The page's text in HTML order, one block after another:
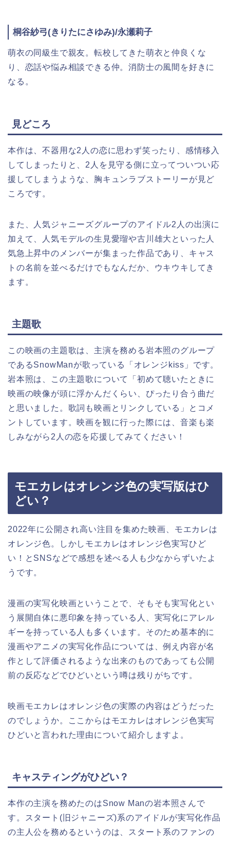
桐谷紗弓(きりたにさゆみ)/永瀬莉子
萌衣の同級生で親友。転校してきた萌衣と仲良くな
り、恋話や悩み相談できる仲。消防士の風間を好きに
なる。
見どころ
本作は、不器用な2人の恋に思わず笑ったり、感情移入
してしまったりと、2人を見守る側に立ってついつい応
援してしまうような、胸キュンラブストーリーが見ど
ころです。
また、人気ジャニーズグループのアイドル2人の出演に
加えて、人気モデルの生見愛瑠や古川雄大といった人
気急上昇中のメンバーが集まった作品であり、キャス
トの名前を並べるだけでもなんだか、ウキウキしてき
ます。
主題歌
この映画の主題歌は、主演を務める岩本照のグループ
であるSnowManが歌っている「オレンジkiss」です。
岩本照は、この主題歌について「初めて聴いたときに
映画の映像が頭に浮かんだくらい、ぴったり合う曲だ
と思いました。歌詞も映画とリンクしている」とコメ
ントしています。映画を観に行った際には、音楽も楽
しみながら2人の恋を応援してみてください！
モエカレはオレンジ色の実写版はひ
どい？
2022年に公開され高い注目を集めた映画、モエカレは
オレンジ色。しかしモエカレはオレンジ色実写ひど
い！とSNSなどで感想を述べる人も少なからずいたよ
うです。
漫画の実写化映画ということで、そもそも実写化とい
う展開自体に悪印象を持っている人、実写化にアレル
ギーを持っている人も多くいます。そのため基本的に
漫画やアニメの実写化作品については、例え内容が名
作として評価されるような出来のものであっても公開
前の反応などでひどいという噂は残りがちです。
映画モエカレはオレンジ色の実際の内容はどうだった
のでしょうか。ここからはモエカレはオレンジ色実写
ひどいと言われた理由について紹介しますよ。
キャスティングがひどい？
本作の主演を務めたのはSnow Manの岩本照さんで
す。スタート(旧ジャニーズ)系のアイドルが実写化作品
の主人公を務めるというのは、スタート系のファンの